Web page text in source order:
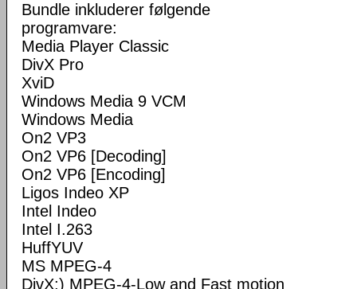
Bundle inkluderer følgende
programvare:
Media Player Classic
DivX Pro
XviD
Windows Media 9 VCM
Windows Media
On2 VP3
On2 VP6 [Decoding]
On2 VP6 [Encoding]
Ligos Indeo XP
Intel Indeo
Intel I.263
HuffYUV
MS MPEG-4
DivX;) MPEG-4-Low and Fast motion